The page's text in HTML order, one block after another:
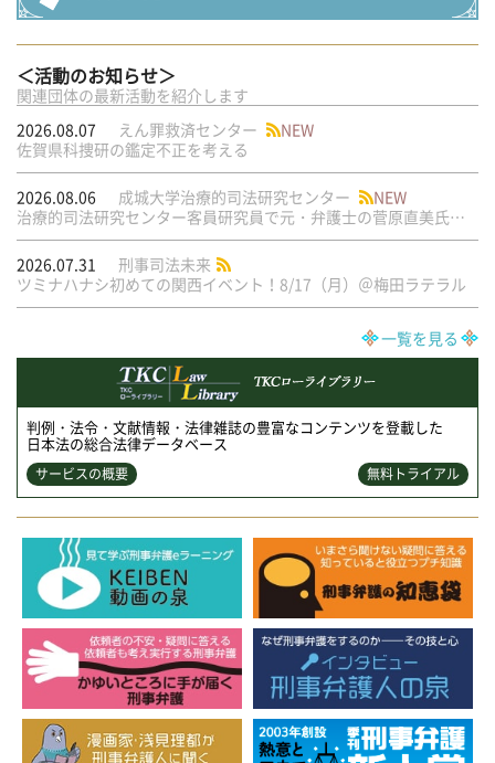
＜活動のお知らせ＞
関連団体の最新活動を紹介します
2026.08.07
えん罪救済センター
NEW
佐賀県科捜研の鑑定不正を考える
2026.08.06 成城大学治療的司法研究センター
NEW
治療的司法研究センター客員研究員で元・弁護士の菅原直美氏の論文が公刊されました
2026.07.31
刑事司法未来
ツミナハナシ初めての関西イベント！8/17（月）＠梅田ラテラル
一覧を見る
判例・法令・文献情報・法律雑誌の豊富なコンテンツを登載した
日本法の総合法律データベース
サービスの概要 無料トライアル